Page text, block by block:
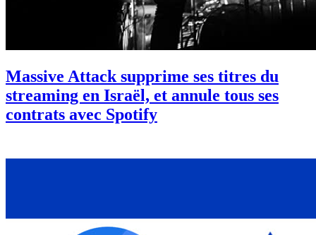
Massive Attack supprime ses titres du
streaming en Israël, et annule tous ses
contrats avec Spotify